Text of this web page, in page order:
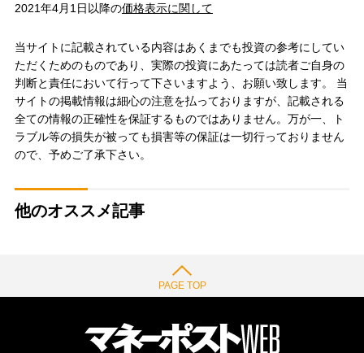
2021年4月1日以降の価格表示に関して
当サイトに記載されている内容はあくまでも投資の参考にしてい
ただくためのものであり、実際の投資にあたっては読者ご自身の
判断と責任において行って下さいますよう、お願い致します。 当
サイトの掲載情報は細心の注意を払っておりますが、記載される
全ての情報の正確性を保証するものではありません。万が一、ト
ラブル等の損失が被っても損害等の保証は一切行っておりません
ので、予めご了承下さい。
他のオススメ記事
PAGE TOP